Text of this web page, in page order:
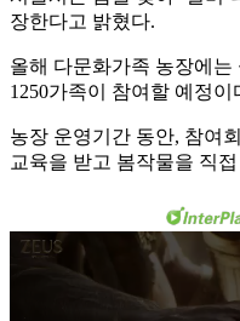
장한다고 밝혔다.
올해 다문화가족 농장에는
1250가족이 참여할 예정이
농장 운영기간 동안, 참여
교육을 받고 봄작물을 직